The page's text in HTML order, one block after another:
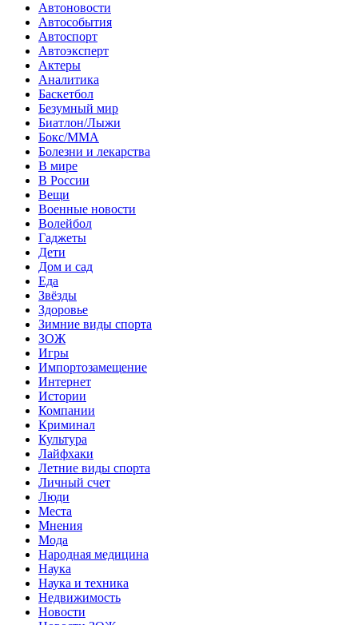
Автоновости
Автособытия
Автоспорт
Автоэксперт
Актеры
Аналитика
Баскетбол
Безумный мир
Биатлон/Лыжи
Бокс/MMA
Болезни и лекарства
В мире
В России
Вещи
Военные новости
Волейбол
Гаджеты
Дети
Дом и сад
Еда
Звёзды
Здоровье
Зимние виды спорта
ЗОЖ
Игры
Импортозамещение
Интернет
Истории
Компании
Криминал
Культура
Лайфхаки
Летние виды спорта
Личный счет
Люди
Места
Мнения
Мода
Народная медицина
Наука
Наука и техника
Недвижимость
Новости